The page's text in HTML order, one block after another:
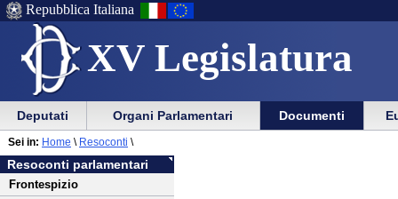
XV Legislatura
Menu
di
ausilio
alla
navigazione
Vai
Menu
di
navigazione
principale
Repubblica Italiana
Menu
di
navigazione
principale
Vai
menu
di
sezione
Deputati Organi Parlamentari Documenti
Vai
al
contenuto
Resoconti parlamentari
Frontespizio
Sei in: Home \ Resoconti \